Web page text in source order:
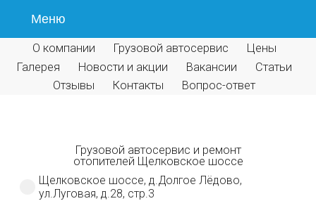
Меню
О компании Грузовой автосервис
Цены
Галерея
Новости и акции Вакансии
Статьи
Отзывы
Контакты Вопрос-ответ
Грузовой автосервис и ремонт
отопителей Щелковское шоссе
Щелковское шоссе, д.Долгое Лёдово,
ул.Луговая, д.28, стр.3